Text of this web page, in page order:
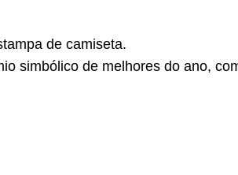
de camiseta.
simbólico de melhores do ano,